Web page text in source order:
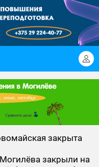
закрыта
закрыли на